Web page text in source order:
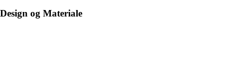
Design og Materiale